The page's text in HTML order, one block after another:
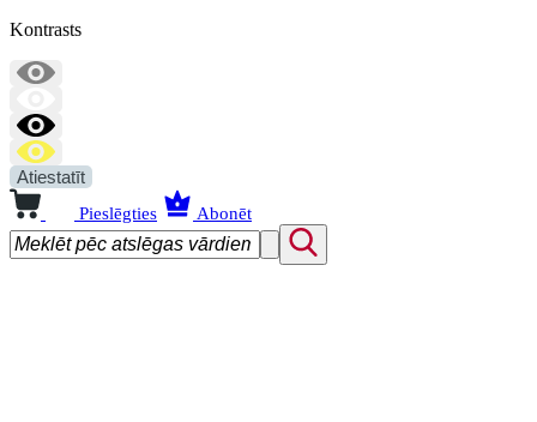
Kontrasts
Atiestatīt
Pieslēgties Abonēt